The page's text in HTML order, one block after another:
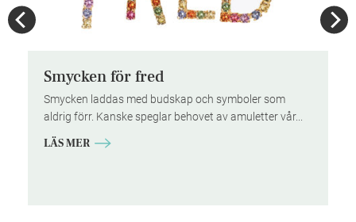
Smycken för fred
Smycken laddas med budskap och symboler som
aldrig förr. Kanske speglar behovet av amuletter vår...
LÄS MER